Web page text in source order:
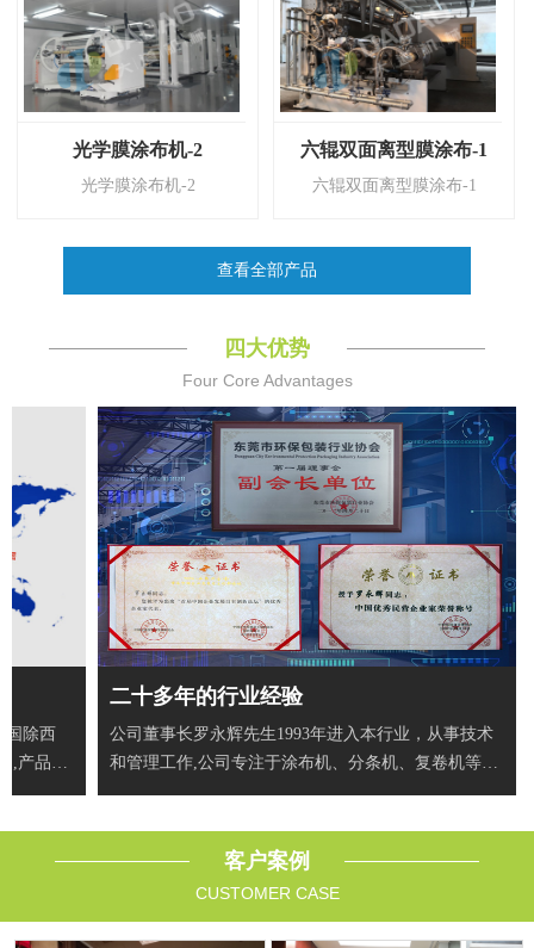
光学膜涂布机-2
光学膜涂布机-2
六辊双面离型膜涂布-1
六辊双面离型膜涂布-1
查看全部产品
四大优势
Four Core Advantages
国除西
,产品出
二十多年的行业经验
公司董事长罗永辉先生1993年进入本行业，从事技术
和管理工作,公司专注于涂布机、分条机、复卷机等智
客户案例
CUSTOMER CASE